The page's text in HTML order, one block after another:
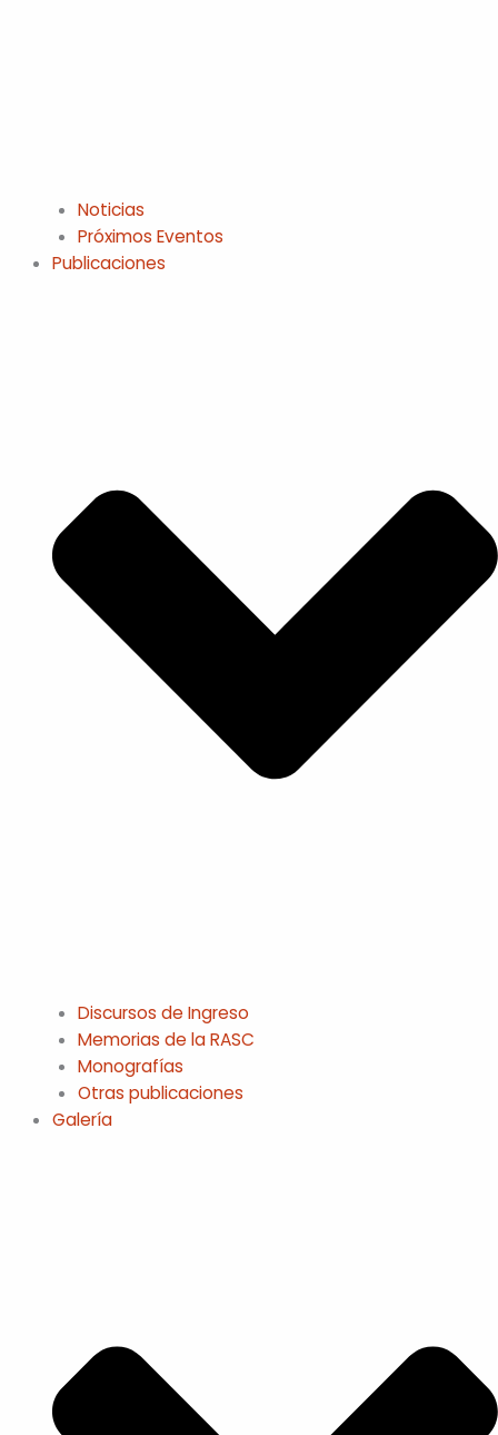
Noticias
Próximos Eventos
Publicaciones
Discursos de Ingreso
Memorias de la RASC
Monografías
Otras publicaciones
Galería